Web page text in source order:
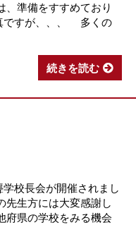
準備をすすめており
ですが、、、 多くの
続きを読む
校長会が開催されまし
先生方には大変感謝し
府県の学校をみる機会